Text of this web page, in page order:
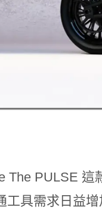
The PULSE 這
工具需求日益